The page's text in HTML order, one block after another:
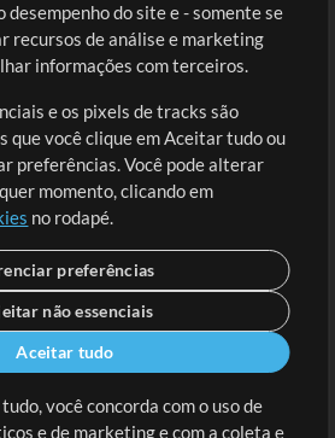
Cadastre-se
Ir ao carrinho
desempenho do site e - somente se
recursos de análise e marketing
informações com terceiros.
e os pixels de tracks são
que você clique em Aceitar tudo ou
preferências. Você pode alterar
momento, clicando em
no rodapé.
preferências
não essenciais
Aceitar tudo
você concorda com o uso de
e de marketing e com a coleta e